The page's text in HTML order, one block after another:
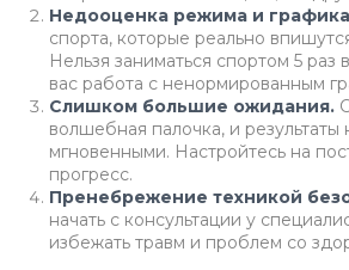
Недооценка режима и
спорта, которые реально
Нельзя заниматься спортом 5 раз
вас работа с ненормированным
Слишком большие ожидания.
волшебная палочка, и результаты
мгновенными. Настройтесь на
прогресс.
Пренебрежение техникой
начать с консультации у
избежать травм и проблем со